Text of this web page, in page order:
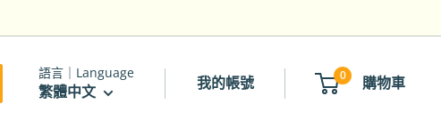
語言｜Language
繁體中文 我的帳號 0 購物車